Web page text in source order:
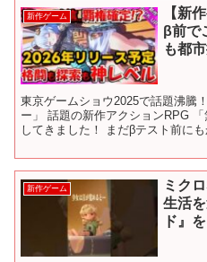
新作ゲーム
【新
β前で
も都
東京ゲームショウ2025で話題沸騰
ー」 話題の新作アクションRPG
してきました！ まだβテスト前に
新作ゲーム
ミク
生活
ド』